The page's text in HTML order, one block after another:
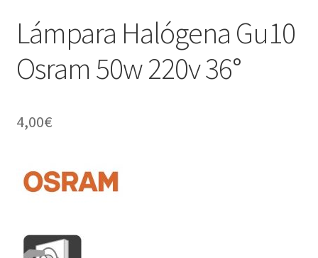
Lámpara Halógena Gu10
Osram 50w 220v 36°
4,00€